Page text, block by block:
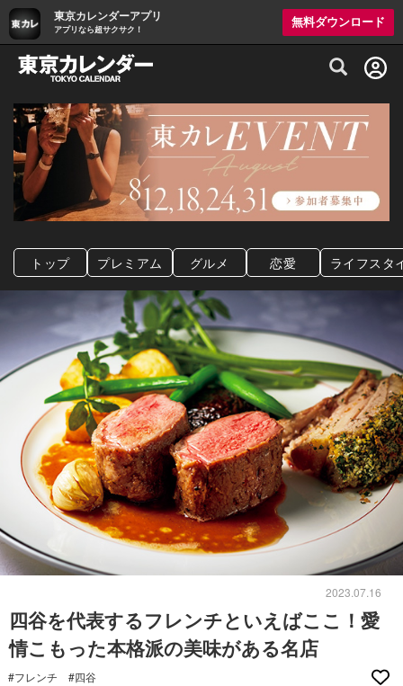
東京カレンダーアプリ
アプリなら超サクサク！
無料ダウンロード
グルメ情報・プレミアムレストラン予約
トップ プレミアム グルメ 恋愛 ライフスタ
2023.07.16
四谷を代表するフレンチといえばここ！愛
情こもった本格派の美味がある名店
#フレンチ #四谷